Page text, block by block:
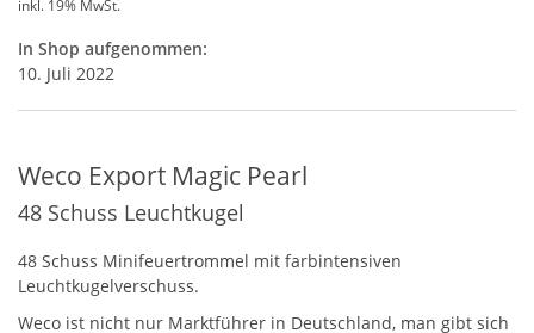
inkl. 19% MwSt.
In Shop aufgenommen:
10. Juli 2022
Weco Export Magic Pearl
48 Schuss Leuchtkugel
48 Schuss Minifeuertrommel mit farbintensiven
Leuchtkugelverschuss.
Weco ist nicht nur Marktführer in Deutschland, man gibt sich